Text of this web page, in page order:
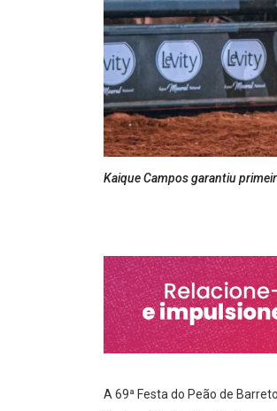
Kaique Campos garantiu
A 69ª Festa do Peão de